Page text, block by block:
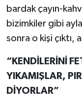
bardak çayın-
bizimkiler gibi
sonra o kişi çıktı,
“KENDİLERİNİ
YIKAMIŞLAR,
DİYORLAR”